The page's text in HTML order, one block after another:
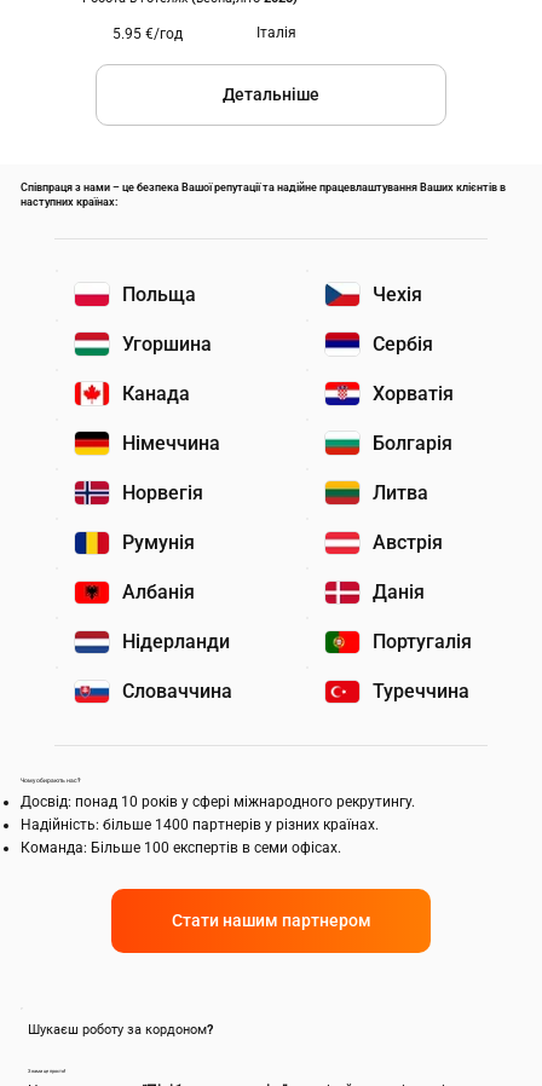
Детальніше
5.95 €/год Італія
Співпраця з нами – це безпека Вашої репутації та надійне працевлаштування Ваших клієнтів в
наступних країнах:
Польща Чехія
Угоршина Сербія
Канада Хорватія
Німеччина Болгарія
Норвегія Литва
Румунія Австрія
Албанія Данія
Нідерланди Португалія
Словаччина Туреччина
Чому обирають нас?
Досвід: понад 10 років у сфері міжнародного рекрутингу.
Надійність: більше 1400 партнерів у різних країнах.
Команда: Більше 100 експертів в семи офісах.
Стати нашим партнером
Шукаєш роботу за кордоном?
З нами це просто!